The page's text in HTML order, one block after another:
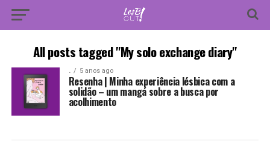
All posts tagged "My solo exchange diary"
. 5 anos ago
Resenha | Minha experiência lésbica com a
solidão – um mangá sobre a busca por
acolhimento